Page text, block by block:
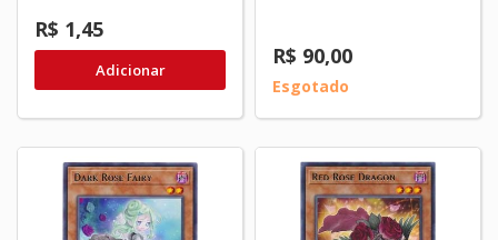
R$ 1,45
Adicionar
R$ 90,00
Esgotado